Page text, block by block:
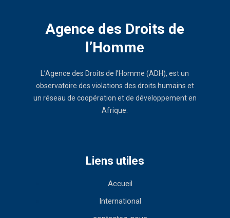
Agence des Droits de
l’Homme
L’Agence des Droits de l’Homme (ADH), est un
observatoire des violations des droits humains et
un réseau de coopération et de développement en
Afrique.
Liens utiles
Accueil
International